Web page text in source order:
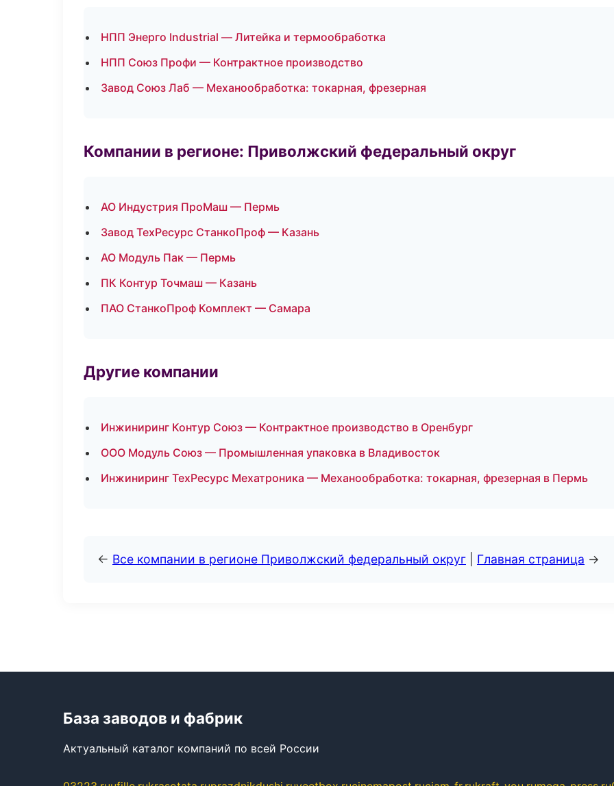
НПП Энерго Industrial — Литейка и термообработка
НПП Союз Профи — Контрактное производство
Завод Союз Лаб — Механообработка: токарная, фрезерная
Компании в регионе: Приволжский федеральный округ
АО Индустрия ПроМаш — Пермь
Завод ТехРесурс СтанкоПроф — Казань
АО Модуль Пак — Пермь
ПК Контур Точмаш — Казань
ПАО СтанкоПроф Комплект — Самара
Другие компании
Инжиниринг Контур Союз — Контрактное производство в Оренбург
ООО Модуль Союз — Промышленная упаковка в Владивосток
Инжиниринг ТехРесурс Мехатроника — Механообработка: токарная, фрезерная в Пермь
← Все компании в регионе Приволжский федеральный округ Главная страница →
База заводов и фабрик
Актуальный каталог компаний по всей России